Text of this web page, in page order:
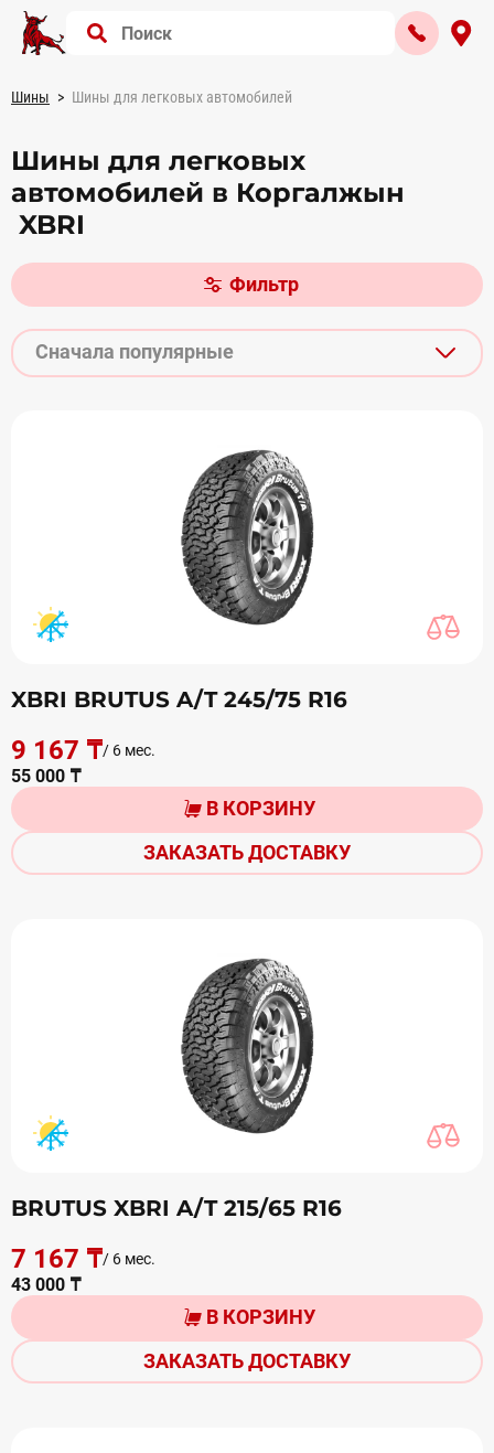
Шины Шины для легковых автомобилей
Шины для легковых
автомобилей в Коргалжын
XBRI
Фильтр
Сначала популярные
XBRI BRUTUS A/T 245/75 R16
9 167 ₸/ 6 мес.
55 000 ₸
В КОРЗИНУ
ЗАКАЗАТЬ ДОСТАВКУ
BRUTUS XBRI A/T 215/65 R16
7 167 ₸/ 6 мес.
43 000 ₸
В КОРЗИНУ
ЗАКАЗАТЬ ДОСТАВКУ